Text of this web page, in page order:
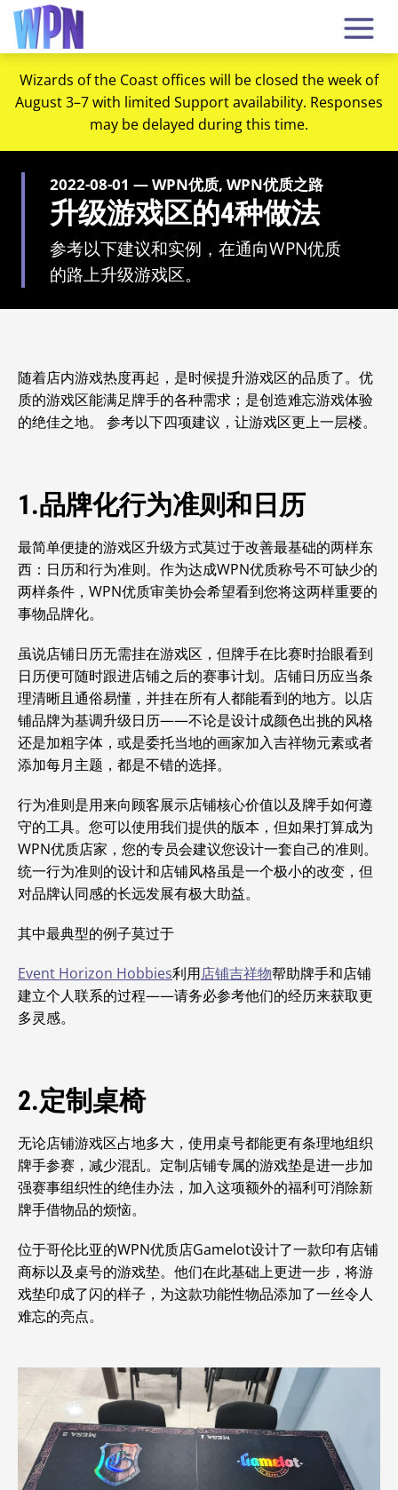
Wizards of the Coast offices will be closed the week of
August 3–7 with limited Support availability. Responses
may be delayed during this time.
2022-08-01 — WPN优质, WPN优质之路
升级游戏区的4种做法
参考以下建议和实例，在通向WPN优质
的路上升级游戏区。
随着店内游戏热度再起，是时候提升游戏区的品质了。 优
质的游戏区能满足牌手的各种需求；是创造难忘游戏体验
的绝佳之地。 参考以下四项建议，让游戏区更上一层楼。
1.品牌化行为准则和日历
最简单便捷的游戏区升级方式莫过于改善最基础的两样东
西：日历和行为准则。作为达成WPN优质称号不可缺少的
两样条件，WPN优质审美协会希望看到您将这两样重要的
事物品牌化。
虽说店铺日历无需挂在游戏区，但牌手在比赛时抬眼看到
日历便可随时跟进店铺之后的赛事计划。店铺日历应当条
理清晰且通俗易懂，并挂在所有人都能看到的地方。以店
铺品牌为基调升级日历——不论是设计成颜色出挑的风格
还是加粗字体，或是委托当地的画家加入吉祥物元素或者
添加每月主题，都是不错的选择。
行为准则是用来向顾客展示店铺核心价值以及牌手如何遵
守的工具。您可以使用我们提供的版本，但如果打算成为
WPN优质店家，您的专员会建议您设计一套自己的准则。
统一行为准则的设计和店铺风格虽是一个极小的改变，但
对品牌认同感的长远发展有极大助益。
其中最典型的例子莫过于
Event Horizon Hobbies利用店铺吉祥物帮助牌手和店铺
建立个人联系的过程——请务必参考他们的经历来获取更
多灵感。
2.定制桌椅
无论店铺游戏区占地多大，使用桌号都能更有条理地组织
牌手参赛，减少混乱。定制店铺专属的游戏垫是进一步加
强赛事组织性的绝佳办法，加入这项额外的福利可消除新
牌手借物品的烦恼。
位于哥伦比亚的WPN优质店Gamelot设计了一款印有店铺
商标以及桌号的游戏垫。他们在此基础上更进一步，将游
戏垫印成了闪的样子，为这款功能性物品添加了一丝令人
难忘的亮点。